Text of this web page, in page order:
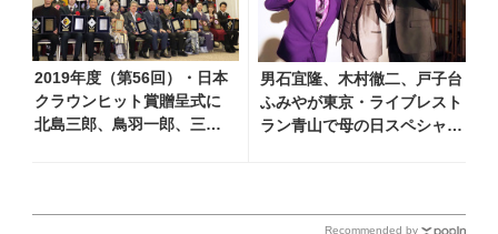
2019年度（第56回）・日本
クラウンヒット賞贈呈式に
北島三郎、鳥羽一郎、三山
男石宜隆、木村徹二、戸子台
ふみやが東京・ライブレスト
ラン青山で母の日スペシャル
Recommended by